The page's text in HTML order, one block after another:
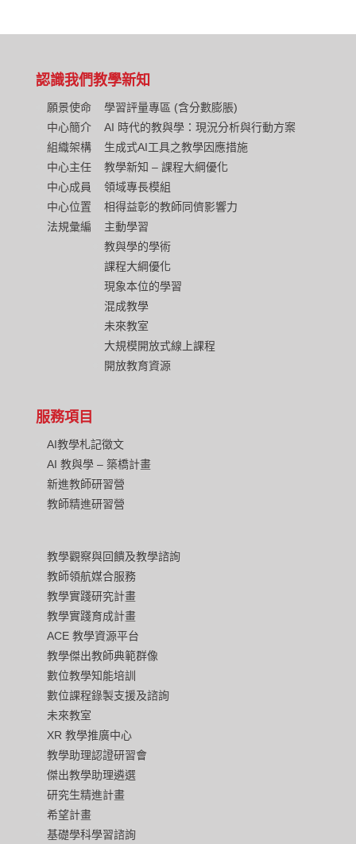
認識我們
願景使命
中心簡介
組織架構
中心主任
中心成員
中心位置
法規彙編
教學新知
學習評量專區 (含分數膨脹)
AI 時代的教與學：現況分析與行動方案
生成式AI工具之教學因應措施
教學新知 – 課程大綱優化
領域專長模組
相得益彰的教師同儕影響力
主動學習
教與學的學術
課程大綱優化
現象本位的學習
混成教學
未來教室
大規模開放式線上課程
開放教育資源
服務項目
AI教學札記徵文
AI 教與學 – 築橋計畫
新進教師研習營
教師精進研習營
教學觀察與回饋及教學諮詢
教師領航媒合服務
教學實踐研究計畫
教學實踐育成計畫
ACE 教學資源平台
教學傑出教師典範群像
數位教學知能培訓
數位課程錄製支援及諮詢
未來教室
XR 教學推廣中心
教學助理認證研習會
傑出教學助理遴選
研究生精進計畫
希望計畫
基礎學科學習諮詢